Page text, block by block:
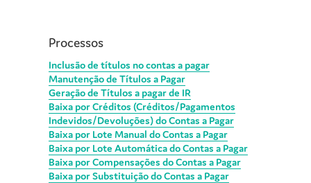
Processos
Inclusão de títulos no contas a pagar
Manutenção de Títulos a Pagar
Geração de Títulos a pagar de IR
Baixa por Créditos (Créditos/Pagamentos
Indevidos/Devoluções) do Contas a Pagar
Baixa por Lote Manual do Contas a Pagar
Baixa por Lote Automática do Contas a Pagar
Baixa por Compensações do Contas a Pagar
Baixa por Substituição do Contas a Pagar